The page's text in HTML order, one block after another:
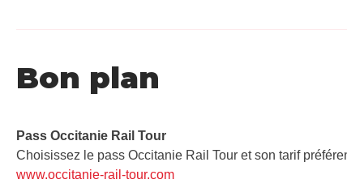
Bon plan
Pass Occitanie Rail Tour​
Choisissez le pass Occitanie Rail Tour et son tarif
www.occitanie-rail-tour.com